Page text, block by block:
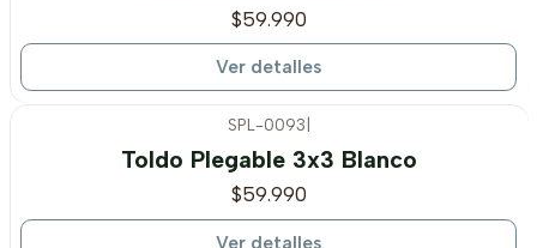
$59.990
Ver detalles
SPL-0093
Toldo Plegable 3x3 Blanco
$59.990
Ver detalles